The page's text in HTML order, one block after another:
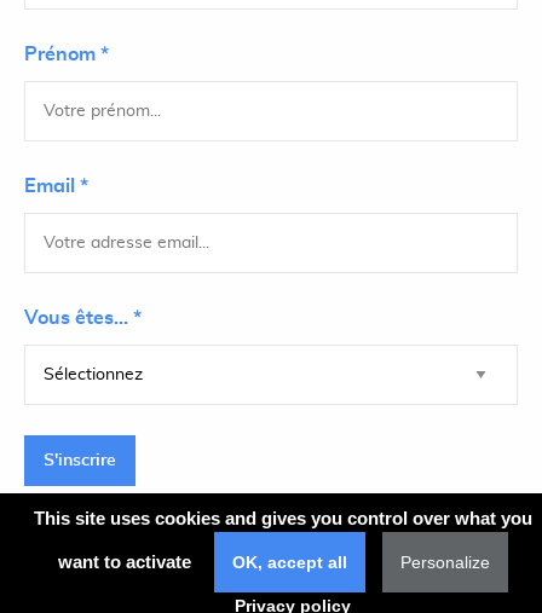
Prénom *
Email *
Vous êtes... *
S'inscrire
This site uses cookies and gives you control over what you
want to activate OK, accept all Personalize
Privacy policy